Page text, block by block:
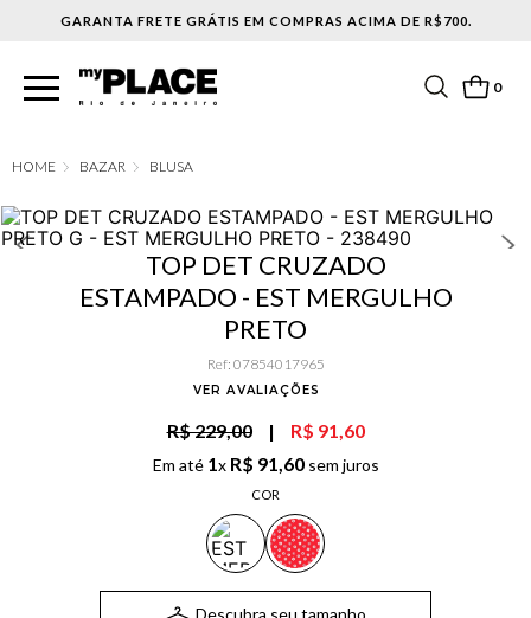
DE R$700.
0
BAZAR BLUSA
TOP DET CRUZADO
ESTAMPADO - EST MERGULHO
PRETO
Ref: 07854017965
VER AVALIAÇÕES
R$ 229,00 | R$ 91,60
Em até 1x R$ 91,60sem juros
COR
Descubra seu tamanho